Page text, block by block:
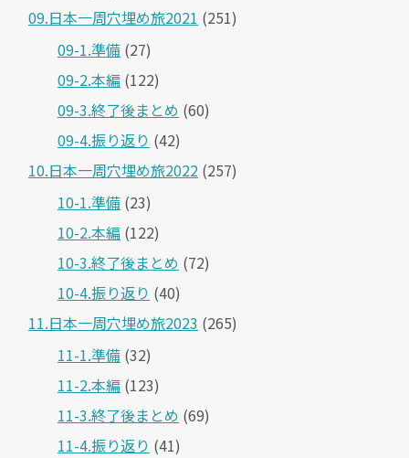
09.日本一周穴埋め旅2021 (251)
09-1.準備 (27)
09-2.本編 (122)
09-3.終了後まとめ (60)
09-4.振り返り (42)
10.日本一周穴埋め旅2022 (257)
10-1.準備 (23)
10-2.本編 (122)
10-3.終了後まとめ (72)
10-4.振り返り (40)
11.日本一周穴埋め旅2023 (265)
11-1.準備 (32)
11-2.本編 (123)
11-3.終了後まとめ (69)
11-4.振り返り (41)